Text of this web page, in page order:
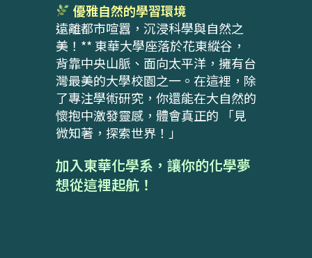
優雅自然的學習環境
遠離都市喧囂，沉浸科學與自然之
美！** 東華大學座落於花東縱谷，
背靠中央山脈、面向太平洋，擁有台
灣最美的大學校園之一。在這裡，除
了專注學術研究，你還能在大自然的
懷抱中激發靈感，體會真正的 「見
微知著，探索世界！」
加入東華化學系，讓你的化學夢
想從這裡起航！